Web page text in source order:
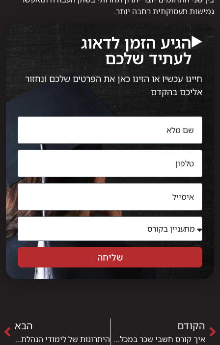
גמישות תעסוקתית רחבה יותר.
הגיע הזמן לדאוג
לעתיד שלכם
חייגו עכשיו או הזינו כאן את הפרטים שלכם ונחזור
אליכם בהקדם
שליחה
הקודם
איך קורס חשבי שכר במכללת IPC מכין אותך לשוק העבודה?
הבא
היתרונות של לימודי הנהלת חשבונות במתכונת היברידית